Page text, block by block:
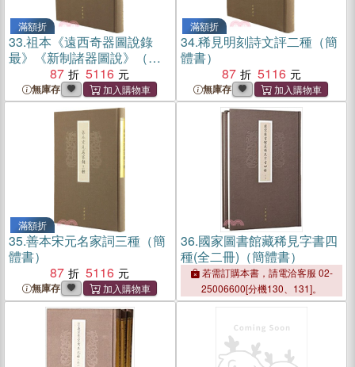
滿額折
33.祖本《遠西奇器圖說錄
最》《新制諸器圖說》（簡
87 5116
無庫存
滿額折
34.稀見明刻詩文評二種（簡
體書）
87
5116
無庫存
滿額折
35.善本宋元名家詞三種（簡
體書）
87
5116
無庫存
36.國家圖書館藏稀見字書四
種(全二冊)（簡體書）
若需訂購本書，請電洽客服 02-
25006600[分機130、131]。